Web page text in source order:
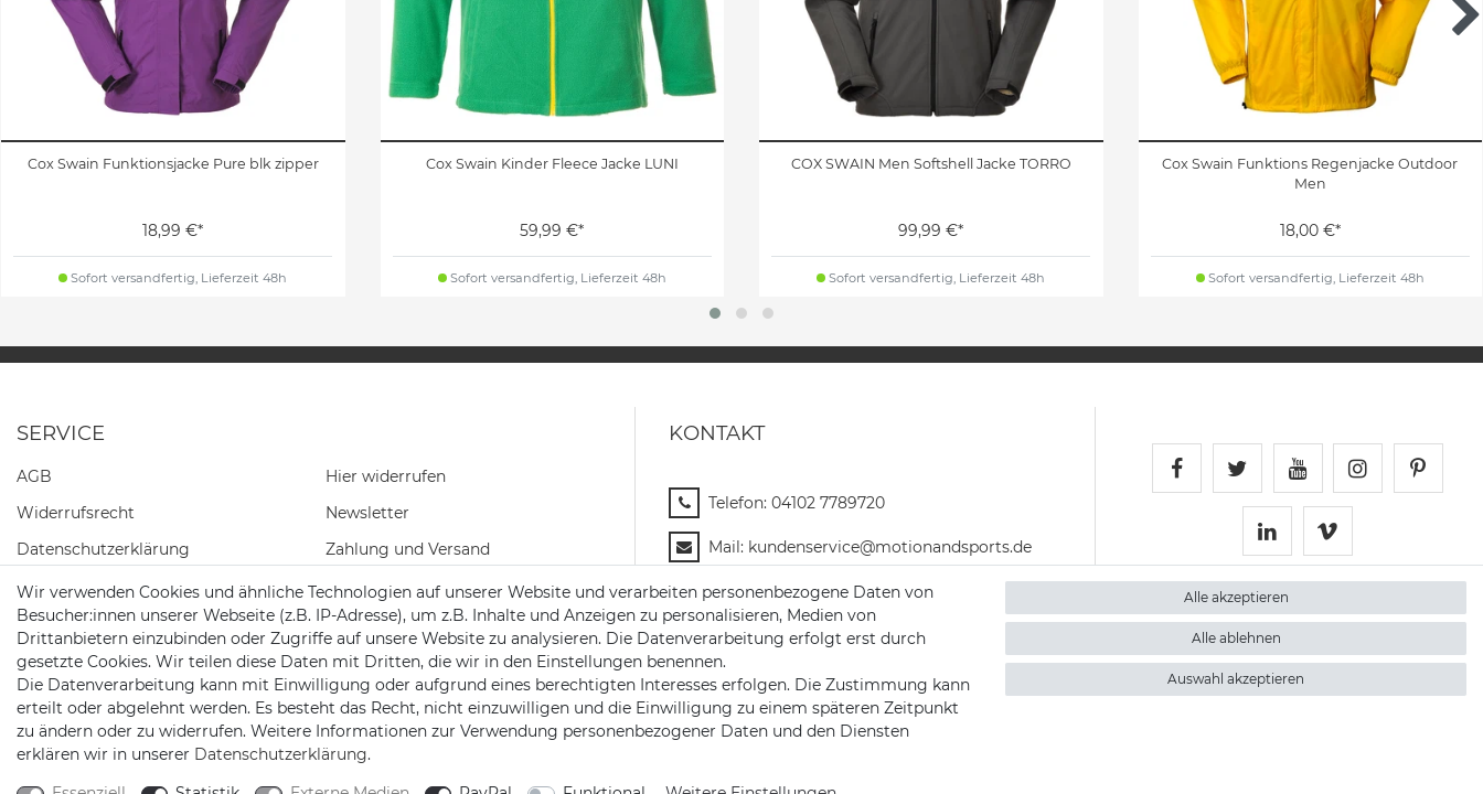
Cox Swain Funktionsjacke Pure blk zipper
18,99 €*
Sofort versandfertig, Lieferzeit 48h
Cox Swain Kinder Fleece Jacke LUNI
59,99 €*
Sofort versandfertig, Lieferzeit 48h
COX SWAIN Men Softshell Jacke TORRO
99,99 €*
Sofort versandfertig, Lieferzeit 48h
Cox Swain Funktions Regenjacke Outdoor
Men
18,00 €*
Sofort versandfertig, Lieferzeit 48h
SERVICE
AGB
Widerrufs­recht
Daten­schutz­erklärung
Impressum
Kontakt
Hier widerrufen
Newsletter
Zahlung und Versand
KONTAKT
Telefon: 04102 7789720
Mail: kundenservice@motionandsports.de
Jochim-Klindt-Str. 5
22926 Ahrensburg
Schnellversand auf
Schnellversand auf
Schnellversand
Schnellversand auf
2026 Schnellversand| copyright & design by mediaria®
*Alle Preise inkl. MwSt., zzgl. Versandkosten
Wir verwenden Cookies und ähnliche Technologien auf unserer Website und verarbeiten personenbezogene Daten von
Besucher:innen unserer Webseite (z.B. IP-Adresse), um z.B. Inhalte und Anzeigen zu personalisieren, Medien von
Drittanbietern einzubinden oder Zugriffe auf unsere Website zu analysieren. Die Datenverarbeitung erfolgt erst durch
gesetzte Cookies. Wir teilen diese Daten mit Dritten, die wir in den Einstellungen benennen.
Die Datenverarbeitung kann mit Einwilligung oder aufgrund eines berechtigten Interesses erfolgen. Die Zustimmung kann
erteilt oder abgelehnt werden. Es besteht das Recht, nicht einzuwilligen und die Einwilligung zu einem späteren Zeitpunkt
zu ändern oder zu widerrufen. Weitere Informationen zur Verwendung personenbezogener Daten und den Diensten
erklären wir in unserer Daten­schutz­erklärung.
Alle akzeptieren
Alle ablehnen
Auswahl akzeptieren